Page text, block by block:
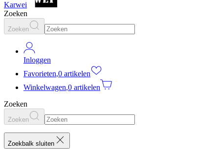
Karwei
Zoeken
Zoeken
Inloggen
Favorieten,0 artikelen
Winkelwagen,0 artikelen
Zoeken
Zoeken
Zoekbalk sluiten